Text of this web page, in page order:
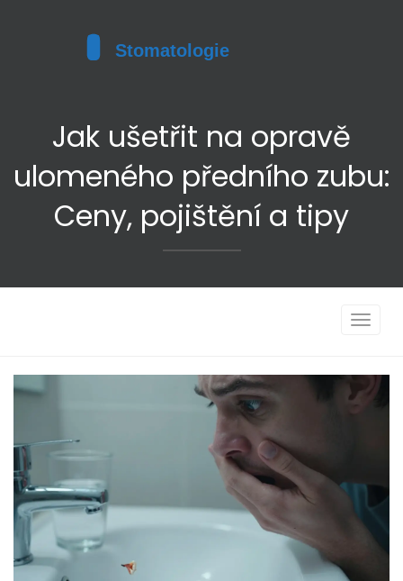
Jak ušetřit na opravě
ulomeného předního zubu:
Ceny, pojištění a tipy
Toggle